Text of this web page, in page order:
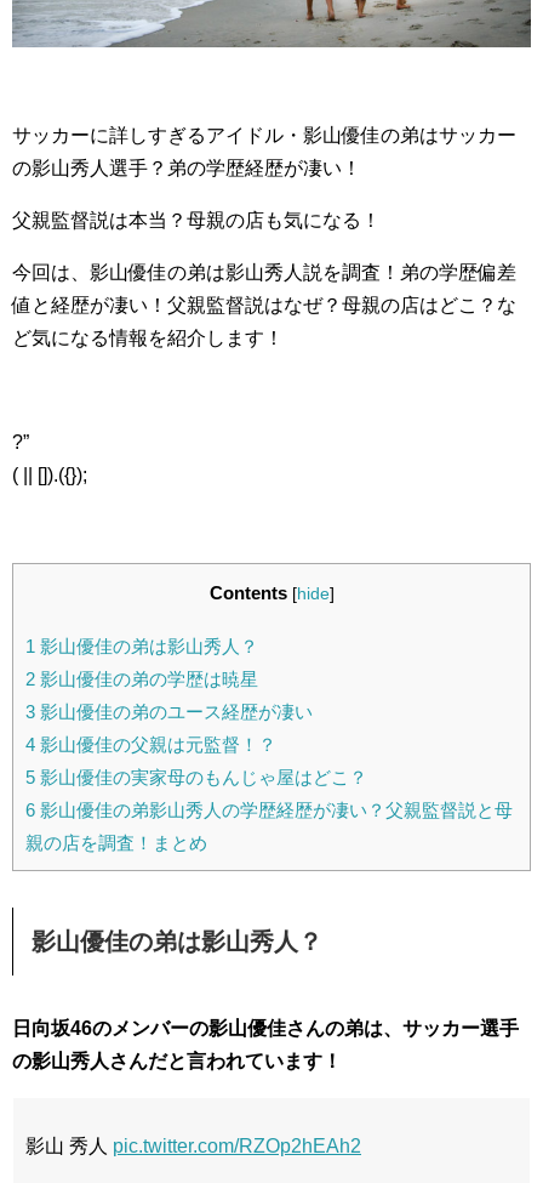
サッカーに詳しすぎるアイドル・影山優佳の弟はサッカー
の影山秀人選手？弟の学歴経歴が凄い！
父親監督説は本当？母親の店も気になる！
今回は、影山優佳の弟は影山秀人説を調査！弟の学歴偏差
値と経歴が凄い！父親監督説はなぜ？母親の店はどこ？な
ど気になる情報を紹介します！
?”
( || []).({});
Contents [hide]
1 影山優佳の弟は影山秀人？
2 影山優佳の弟の学歴は暁星
3 影山優佳の弟のユース経歴が凄い
4 影山優佳の父親は元監督！？
5 影山優佳の実家母のもんじゃ屋はどこ？
6 影山優佳の弟影山秀人の学歴経歴が凄い？父親監督説と母
親の店を調査！まとめ
影山優佳の弟は影山秀人？
日向坂46のメンバーの影山優佳さんの弟は、サッカー選手
の影山秀人さんだと言われています！
影山 秀人 pic.twitter.com/RZOp2hEAh2